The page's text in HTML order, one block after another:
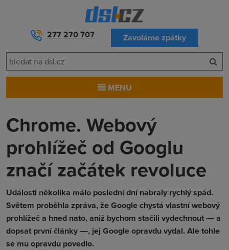
277 270 707 Zavoláme zpátky
MENU
Chrome. Webový
prohlížeč od Googlu
značí začátek revoluce
Události několika málo poslední dní nabraly rychlý spád.
Světem proběhla zpráva, že Google chystá vlastní webový
prohlížeč a hned nato, aniž bychom stačili vydechnout ― a
dopsat první články ―, jej Google opravdu vydal. Ale tohle
se mu opravdu povedlo.